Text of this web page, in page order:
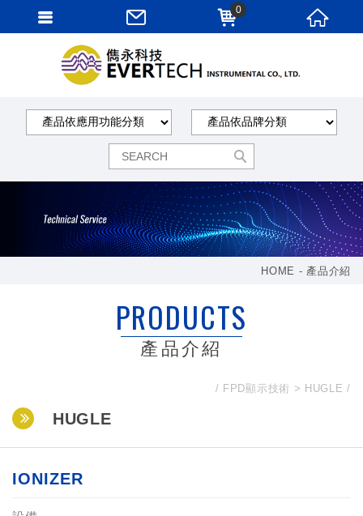
HOME 產品介紹
PRODUCTS
產品介紹
FPD顯示技術 HUGLE
HUGLE
IONIZER
0